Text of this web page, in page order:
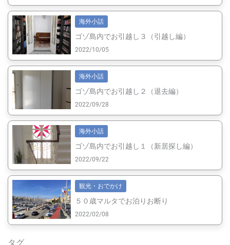
海外小話
ゴゾ島内でお引越し３（引越し編）
2022/10/05
海外小話
ゴゾ島内でお引越し２（退去編）
2022/09/28
海外小話
ゴゾ島内でお引越し１（新居探し編）
2022/09/22
観光・おでかけ
５０歳マルタでお泊りお断り
2022/02/08
タグ